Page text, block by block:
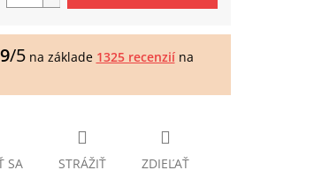
SA STRÁŽIŤ ZDIEĽAŤ
/5na základe 1325 recenziína